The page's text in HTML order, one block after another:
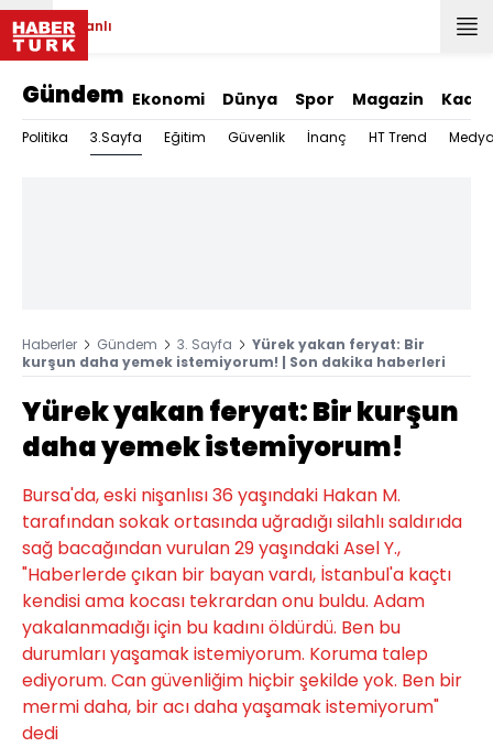
Canlı
Gündem Ekonomi Dünya Spor Magazin Kadın
Politika 3.Sayfa Eğitim Güvenlik İnanç HT Trend
Haberler Gündem 3. Sayfa
Yürek yakan feryat: Bir
kurşun daha yemek istemiyorum! | Son dakika haberleri
Yürek yakan feryat: Bir kurşun
daha yemek istemiyorum!
Bursa'da, eski nişanlısı 36 yaşındaki Hakan M.
tarafından sokak ortasında uğradığı silahlı saldırıda
sağ bacağından vurulan 29 yaşındaki Asel Y.,
"Haberlerde çıkan bir bayan vardı, İstanbul'a kaçtı
kendisi ama kocası tekrardan onu buldu. Adam
yakalanmadığı için bu kadını öldürdü. Ben bu
durumları yaşamak istemiyorum. Koruma talep
ediyorum. Can güvenliğim hiçbir şekilde yok. Ben bir
mermi daha, bir acı daha yaşamak istemiyorum"
dedi